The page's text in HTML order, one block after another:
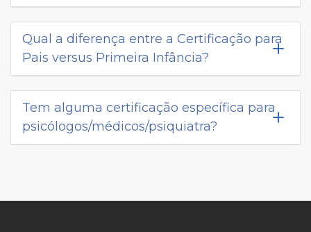
Qual a diferença entre a Certificação para
Pais versus Primeira Infância?
Tem alguma certificação específica para
psicólogos/médicos/psiquiatra?